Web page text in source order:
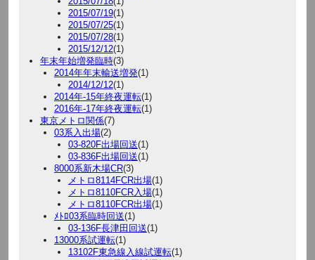
2015/07/19(1)
2015/07/25(1)
2015/07/28(1)
2015/12/12(1)
年末年始増発臨時(3)
2014年年末輸送増発(1)
2014/12/12(1)
2014年-15年終夜運転(1)
2016年-17年終夜運転(1)
東京メトロ関係(7)
03系入出場(2)
03-820F出場回送(1)
03-836F出場回送(1)
8000系新木場CR(3)
メトロ8114FCR出場(1)
メトロ8110FCR入場(1)
メトロ8110FCR出場(1)
ﾒﾄﾛ03系臨時回送(1)
03-136F長津田回送(1)
13000系試運転(1)
13102F東急線入線試運転(1)